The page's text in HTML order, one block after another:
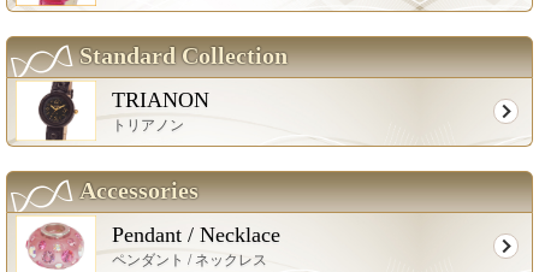
Standard Collection
TRIANON
トリアノン
Accessories
Pendant / Necklace
ペンダント / ネックレス